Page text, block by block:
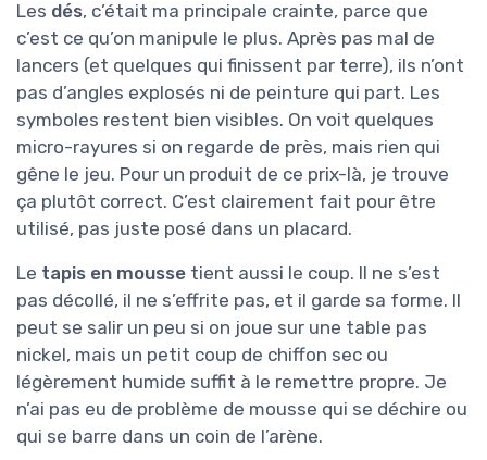
Les dés, c’était ma principale crainte, parce que
c’est ce qu’on manipule le plus. Après pas mal de
lancers (et quelques qui finissent par terre), ils n’ont
pas d’angles explosés ni de peinture qui part. Les
symboles restent bien visibles. On voit quelques
micro-rayures si on regarde de près, mais rien qui
gêne le jeu. Pour un produit de ce prix-là, je trouve
ça plutôt correct. C’est clairement fait pour être
utilisé, pas juste posé dans un placard.
Le tapis en mousse tient aussi le coup. Il ne s’est
pas décollé, il ne s’effrite pas, et il garde sa forme. Il
peut se salir un peu si on joue sur une table pas
nickel, mais un petit coup de chiffon sec ou
légèrement humide suffit à le remettre propre. Je
n’ai pas eu de problème de mousse qui se déchire ou
qui se barre dans un coin de l’arène.